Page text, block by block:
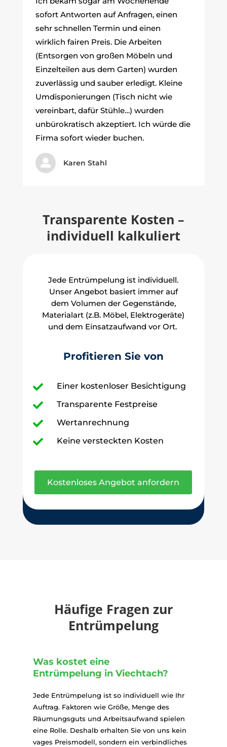
sofort Antworten auf Anfragen, einen
sehr schnellen Termin und einen
wirklich fairen Preis. Die Arbeiten
(Entsorgen von großen Möbeln und
Einzelteilen aus dem Garten) wurden
zuverlässig und sauber erledigt. Kleine
Umdisponierungen (Tisch nicht wie
vereinbart, dafür Stühle…) wurden
unbürokratisch akzeptiert. Ich würde die
Firma sofort wieder buchen.
 Karen Stahl
Transparente Kosten –
individuell kalkuliert
Jede Entrümpelung ist individuell.
Unser Angebot basiert immer auf
dem Volumen der Gegenstände,
Materialart (z.B. Möbel, Elektrogeräte)
und dem Einsatzaufwand vor Ort.
Profitieren Sie von
 Einer kostenloser Besichtigung
 Transparente Festpreise
 Wertanrechnung
 Keine versteckten Kosten
Kostenloses Angebot anfordern
Häufige Fragen zur
Entrümpelung
Was kostet eine
Entrümpelung in Viechtach?
Jede Entrümpelung ist so individuell wie Ihr
Auftrag. Faktoren wie Größe, Menge des
Räumungsguts und Arbeitsaufwand spielen
eine Rolle. Deshalb erhalten Sie von uns kein
vages Preismodell, sondern ein verbindliches